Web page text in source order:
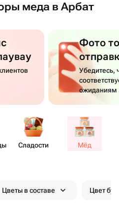
меда в Арбат
Фото
Убедитесь,
ожиданиям
Сладости Мёд
Цветы в составе Цвет